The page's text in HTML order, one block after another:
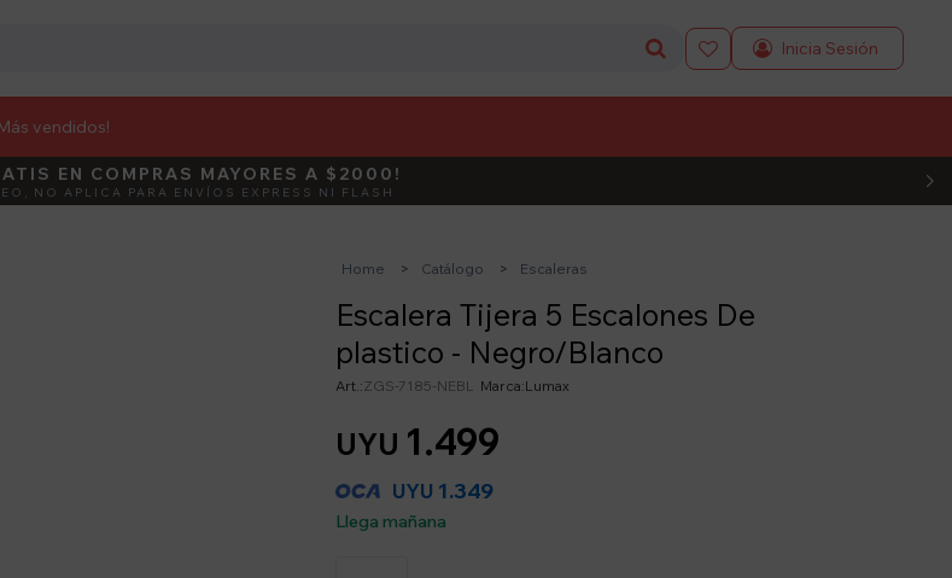
vendidos!

DEBUT ACTIVÁ EL CÓDIGO
EN COMPRAS MAYORES A $2000!
NO APLICA PARA ENVÍOS EXPRESS NI FLASH
Home Catálogo Escaleras
Escalera Tijera 5 Escalones De
plastico - Negro/Blanco
ZGS-7185-NEBL Lumax
UYU 1.499
UYU 1.349
Llega mañana